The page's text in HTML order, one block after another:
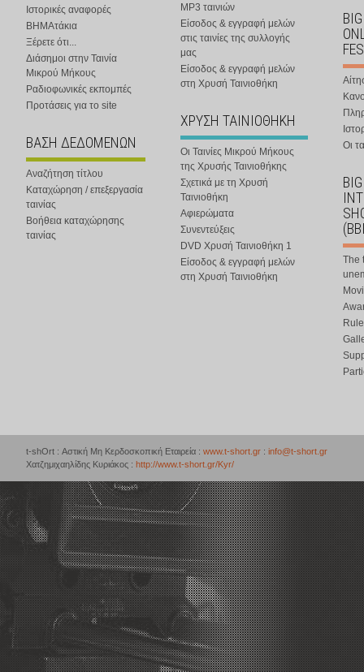
Ιστορικές αναφορές
ΒΗΜΑτάκια
Ξέρετε ότι...
Διάσημοι στην Ταινία
Μικρού Μήκους
Ραδιοφωνικές εκπομπές
Προτάσεις για το site
ΒΑΣΗ ΔΕΔΟΜΕΝΩΝ
Αναζήτηση τίτλου
Καταχώρηση / επεξεργασία
ταινίας
Βοήθεια καταχώρησης
ταινίας
MP3 ταινιών
Είσοδος & εγγραφή μελών
στις ταινίες της συλλογής
μας
Είσοδος & εγγραφή μελών
στη Χρυσή Ταινιοθήκη
ΧΡΥΣΗ ΤΑΙΝΙΟΘΗΚΗ
Οι Ταινίες Μικρού Μήκους
της Χρυσής Ταινιοθήκης
Σχετικά με τη Χρυσή
Ταινιοθήκη
Αφιερώματα
Συνεντεύξεις
DVD Χρυσή Ταινιοθήκη 1
Είσοδος & εγγραφή μελών
στη Χρυσή Ταινιοθήκη
Οι
The
t-shOrt : Αστική Μη Κερδοσκοπική Εταιρεία : www.t-short.gr : info@t-short.gr
Χατζημιχαηλίδης Κυριάκος : http://www.t-short.gr/Kyr/